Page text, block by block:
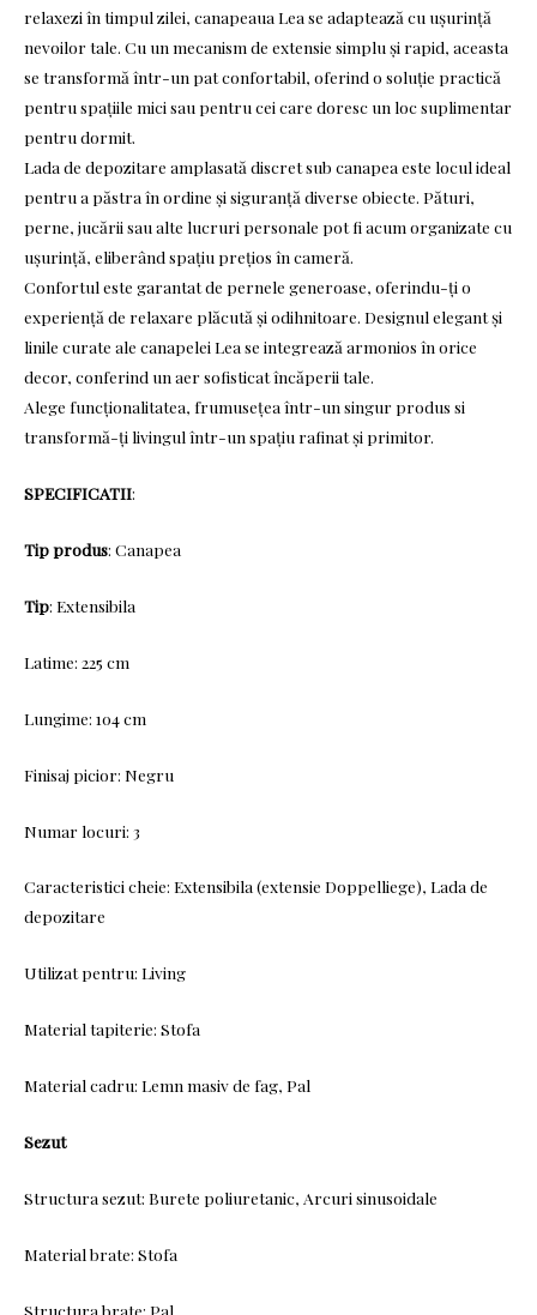
relaxezi în timpul zilei, canapeaua Lea se adaptează cu ușurință
nevoilor tale. Cu un mecanism de extensie simplu și rapid, aceasta
se transformă într-un pat confortabil, oferind o soluție practică
pentru spațiile mici sau pentru cei care doresc un loc suplimentar
pentru dormit.
Lada de depozitare amplasată discret sub canapea este locul ideal
pentru a păstra în ordine și siguranță diverse obiecte. Pături,
perne, jucării sau alte lucruri personale pot fi acum organizate cu
ușurință, eliberând spațiu prețios în cameră.
Confortul este garantat de pernele generoase, oferindu-ți o
experiență de relaxare plăcută și odihnitoare. Designul elegant și
linile curate ale canapelei Lea se integrează armonios în orice
decor, conferind un aer sofisticat încăperii tale.
Alege funcționalitatea, frumusețea într-un singur produs si
transformă-ți livingul într-un spațiu rafinat și primitor.
SPECIFICATII:
Tip produs: Canapea
Tip: Extensibila
Latime: 225 cm
Lungime: 104 cm
Finisaj picior: Negru
Numar locuri: 3
Caracteristici cheie: Extensibila (extensie Doppelliege), Lada de
depozitare
Utilizat pentru: Living
Material tapiterie: Stofa
Material cadru: Lemn masiv de fag, Pal
Sezut
Structura sezut: Burete poliuretanic, Arcuri sinusoidale
Material brate: Stofa
Structura brate: Pal